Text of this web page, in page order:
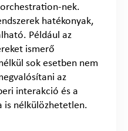
nek.
hatékonyak,
Például az
ismerő
sok esetben nem
az
interakció és a
is nélkülözhetetlen.